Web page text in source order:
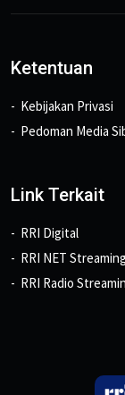
Ketentuan
Kebijakan Privasi
Pedoman Media
Link Terkait
RRI Digital
RRI NET Streaming
RRI Radio